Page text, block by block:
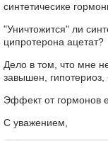
синтетичесике
"Уничтожится" ли
ципротерона ацетат?
Дело в том, что мне
завышен, гипотериоз,
Эффект от гормонов
С уважением,